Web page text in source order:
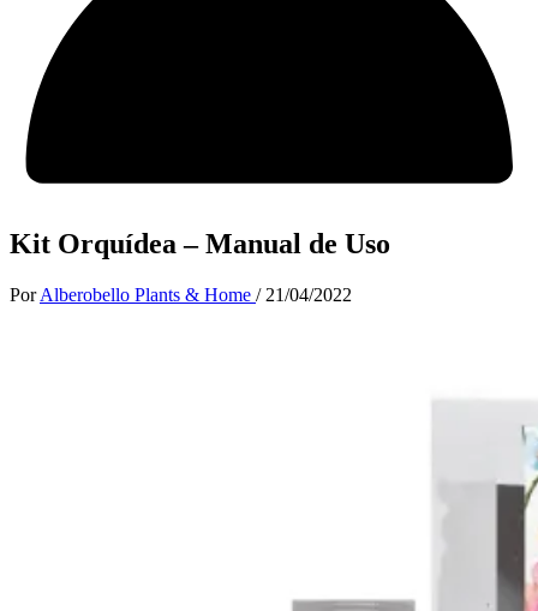
Kit Orquídea – Manual de Uso
PorAlberobello Plants & Home / 21/04/2022